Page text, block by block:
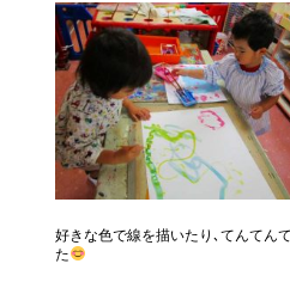
好きな色で線を描いたり､てんてん
た